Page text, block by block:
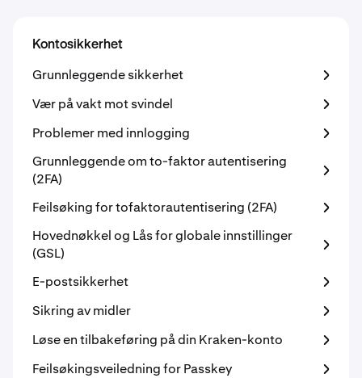
Kontosikkerhet
Grunnleggende sikkerhet
Vær på vakt mot svindel
Problemer med innlogging
Grunnleggende om to-faktor autentisering
(2FA)
Feilsøking for tofaktorautentisering (2FA)
Hovednøkkel og Lås for globale innstillinger
(GSL)
E-postsikkerhet
Sikring av midler
Løse en tilbakeføring på din Kraken-konto
Feilsøkingsveiledning for Passkey